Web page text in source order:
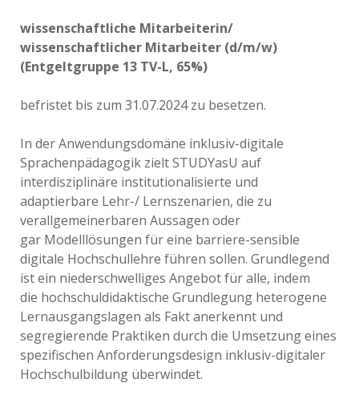
wissenschaftliche Mitarbeiterin/
wissenschaftlicher Mitarbeiter (d/m/w)
(Entgeltgruppe 13 TV-L, 65%)
befristet bis zum 31.07.2024 zu besetzen.
In der Anwendungsdomäne inklusiv-digitale
Sprachenpädagogik zielt STUDYasU auf
interdisziplinäre institutionalisierte und
adaptierbare Lehr-/ Lernszenarien, die zu
verallgemeinerbaren Aussagen oder
gar Modelllösungen für eine barriere-sensible
digitale Hochschullehre führen sollen. Grundlegend
ist ein niederschwelliges Angebot für alle, indem
die hochschuldidaktische Grundlegung heterogene
Lernausgangslagen als Fakt anerkennt und
segregierende Praktiken durch die Umsetzung eines
spezifischen Anforderungsdesign inklusiv-digitaler
Hochschulbildung überwindet.